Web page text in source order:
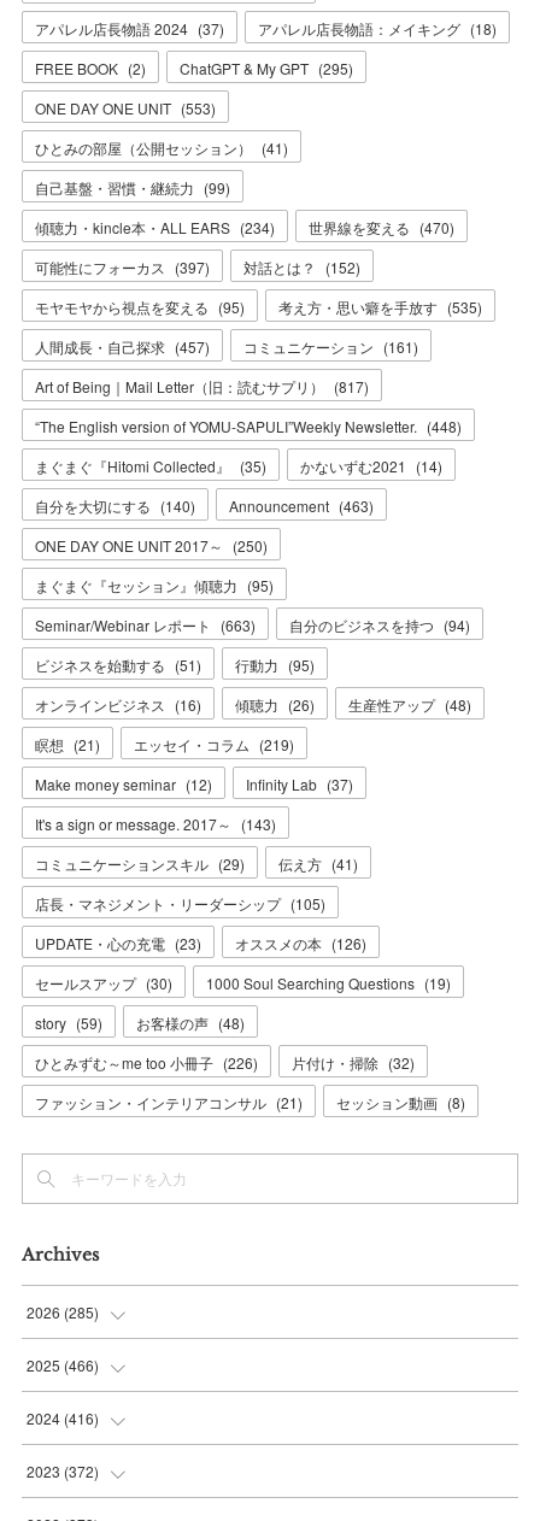
アパレル店長物語 2024 (37) アパレル店長物語：メイキング (18)
FREE BOOK (2) ChatGPT & My GPT (295)
ONE DAY ONE UNIT (553)
ひとみの部屋（公開セッション）
(41)
自己基盤・習慣・継続力 (99)
傾聴力・kincle本・ALL EARS (234) 世界線を変える (470)
可能性にフォーカス
(397) 対話とは？ (152)
モヤモヤから視点を変える (95) 考え方・思い癖を手放す (535)
人間成長・自己探求 (457) コミュニケーション (161)
Art of Being｜Mail Letter（旧：読むサプリ）
(817)
“The English version of YOMU-SAPULI”Weekly Newsletter. (448)
まぐまぐ『Hitomi Collected』
(35) かないずむ2021 (14)
自分を大切にする (140) Announcement (463)
ONE DAY ONE UNIT 2017～
(250)
まぐまぐ『セッション』傾聴力 (95)
Seminar/Webinar レポート
(663) 自分のビジネスを持つ (94)
ビジネスを始動する (51) 行動力 (95)
オンラインビジネス
(16) 傾聴力 (26) 生産性アップ (48)
瞑想 (21) エッセイ・コラム (219)
Make money seminar (12) Infinity Lab (37)
It's a sign or message. 2017～
(143)
コミュニケーションスキル (29) 伝え方 (41)
店長・マネジメント・リーダーシップ (105)
UPDATE・心の充電 (23) オススメの本 (126)
セールスアップ (30) 1000 Soul Searching Questions (19)
story (59) お客様の声 (48)
ひとみずむ～me too 小冊子 (226) 片付け・掃除 (32)
ファッション・インテリアコンサル (21) セッション動画 (8)
Archives
2026 (285)
(6)
(36
(37
(42
2025 (466)
(56
(37
2024 (416)
(38
2023 (372)